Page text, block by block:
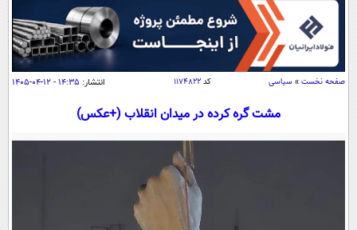
سواد زندگی
سیاسی
اقتصاد
اقتصادی
جامعه
حوادث
سلامت
یک برش دانایی
بین الملل
سیاست خارجی
فرهنگ و هنر
علم و دانش
صفحه نخست » سیاسی کد ۱۱۷۴۸۲۲ انتشار: ۱۴:۳۵ - ۱۲-۰۴-۱۴۰۵
مشت گره کرده در میدان انقلاب (+عکس)